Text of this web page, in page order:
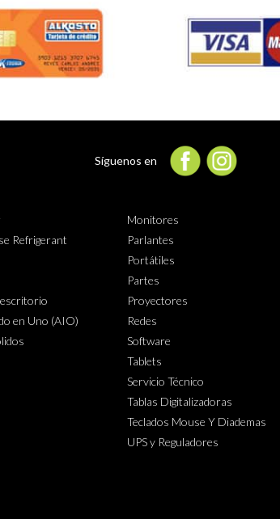
Síguenos en
Refrigerant
en Uno (AIO)
Monitores
Parlantes
Portátiles
Partes
Proyectores
Redes
Software
Tablets
Servicio Técnico
Tablas Digitalizadoras
Teclados Mouse Y Diademas
UPS y Reguladores